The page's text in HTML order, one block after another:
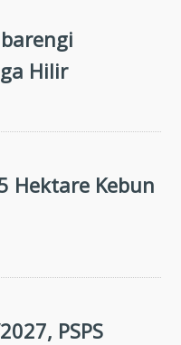
Hilir
Hektare Kebun
PSPS